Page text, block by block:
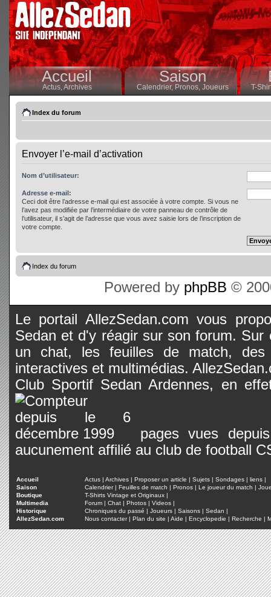
Accueil
Actus,Archives
Saison
Calendrier,Pronos, Joueurs T-
Index du forum
Envoyer l’e-mail d’activation
Nom d’utilisateur:
Adresse e-mail:
Ceci doit être l’adresse e-mail qui est associée à votre compte. Si vous ne
l’avez pas modifiée par l’intermédiaire de votre panneau de contrôle de
l’utilisateur, il s’agit de l’adresse que vous avez saisie lors de l’inscription de
votre compte.
Index du forum
Powered by phpBB ©
Le portail AllezSedan.com vous
Sedan et d'y réagir sur son forum.
un chat, les feuilles de match, des
interactives et multimédias.
Club Sportif Sedan Ardennes, en
pages vues
aucunement affilié au club de football
Accueil Actus | Archives | Proposer un article | Sujets | Sondages | liens |
Saison
Calendrier| Feuilles de match | Pronos | Le joueur du match |
Boutique
T-Shirts Vintage et Originaux |
Multimedia
Forum | Chat | Photos | Videos |
Historique
Chroniques du passé | Joueurs | Saisons | Sedan |
AllezSedan.com
Nous contacter| Plan du site | Aide | Encyclopedie | Recherche |